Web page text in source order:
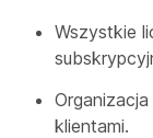
Wszystkie
klientami.